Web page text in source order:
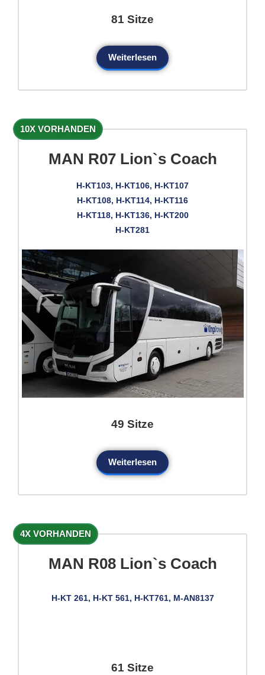
81 Sitze
Weiterlesen
10X VORHANDEN
MAN R07 Lion`s Coach
H-KT103, H-KT106, H-KT107
H-KT108, H-KT114, H-KT116
H-KT118, H-KT136, H-KT200
H-KT281
49 Sitze
Weiterlesen
4X VORHANDEN
MAN R08 Lion`s Coach
H-KT 261, H-KT 561, H-KT761, M-AN8137
61 Sitze